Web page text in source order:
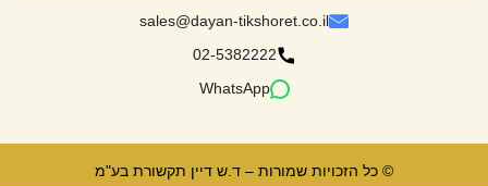
sales@dayan-tikshoret.co.il
02-5382222
WhatsApp
© כל הזכויות שמורות – ד.ש דיין תקשורת בע"מ